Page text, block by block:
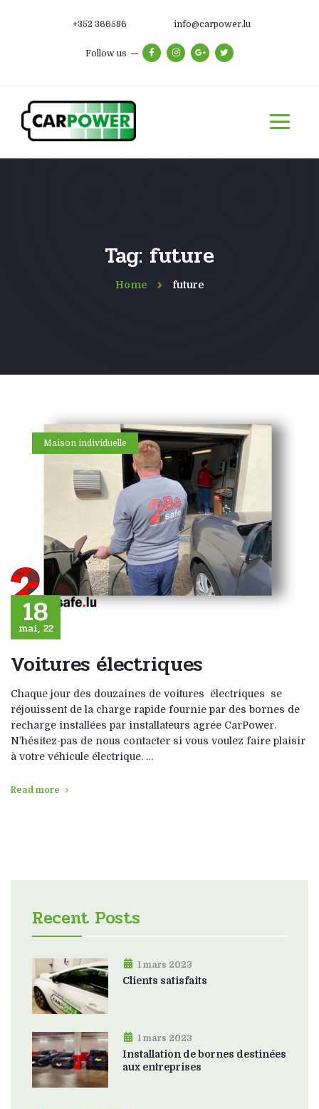
+352 366586 info@carpower.lu
Follow us
Tag: future
Home future
Maison individuelle
18
mai, 22
Voitures électriques
Chaque jour des douzaines de voitures électriques se
réjouissent de la charge rapide fournie par des bornes de
recharge installées par installateurs agrée CarPower.
N’hésitez-pas de nous contacter si vous voulez faire plaisir
à votre véhicule électrique. …
Read more
Recent Posts
1 mars 2023
Clients satisfaits
1 mars 2023
Installation de bornes destinées
aux entreprises